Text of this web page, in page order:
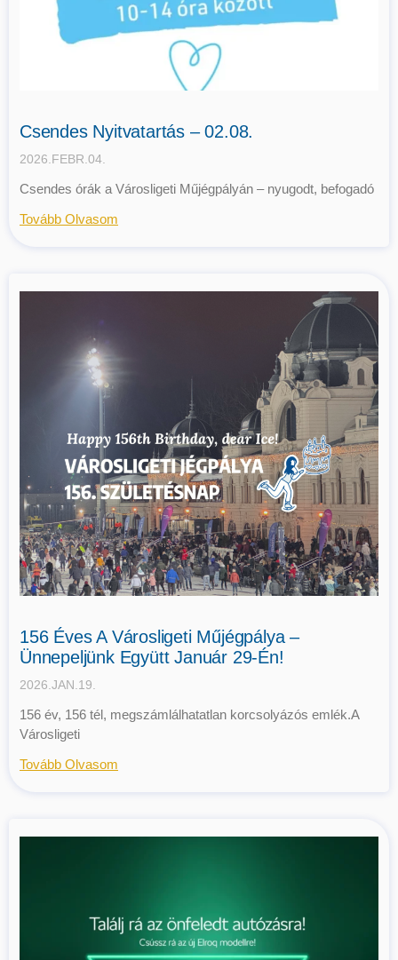
Csendes Nyitvatartás – 02.08.
2026.FEBR.04.
Csendes órák a Városligeti Műjégpályán – nyugodt, befogadó
Tovább Olvasom
156 Éves A Városligeti Műjégpálya –
Ünnepeljünk Együtt Január 29-Én!
2026.JAN.19.
156 év, 156 tél, megszámlálhatatlan korcsolyázós emlék.A
Városligeti
Tovább Olvasom